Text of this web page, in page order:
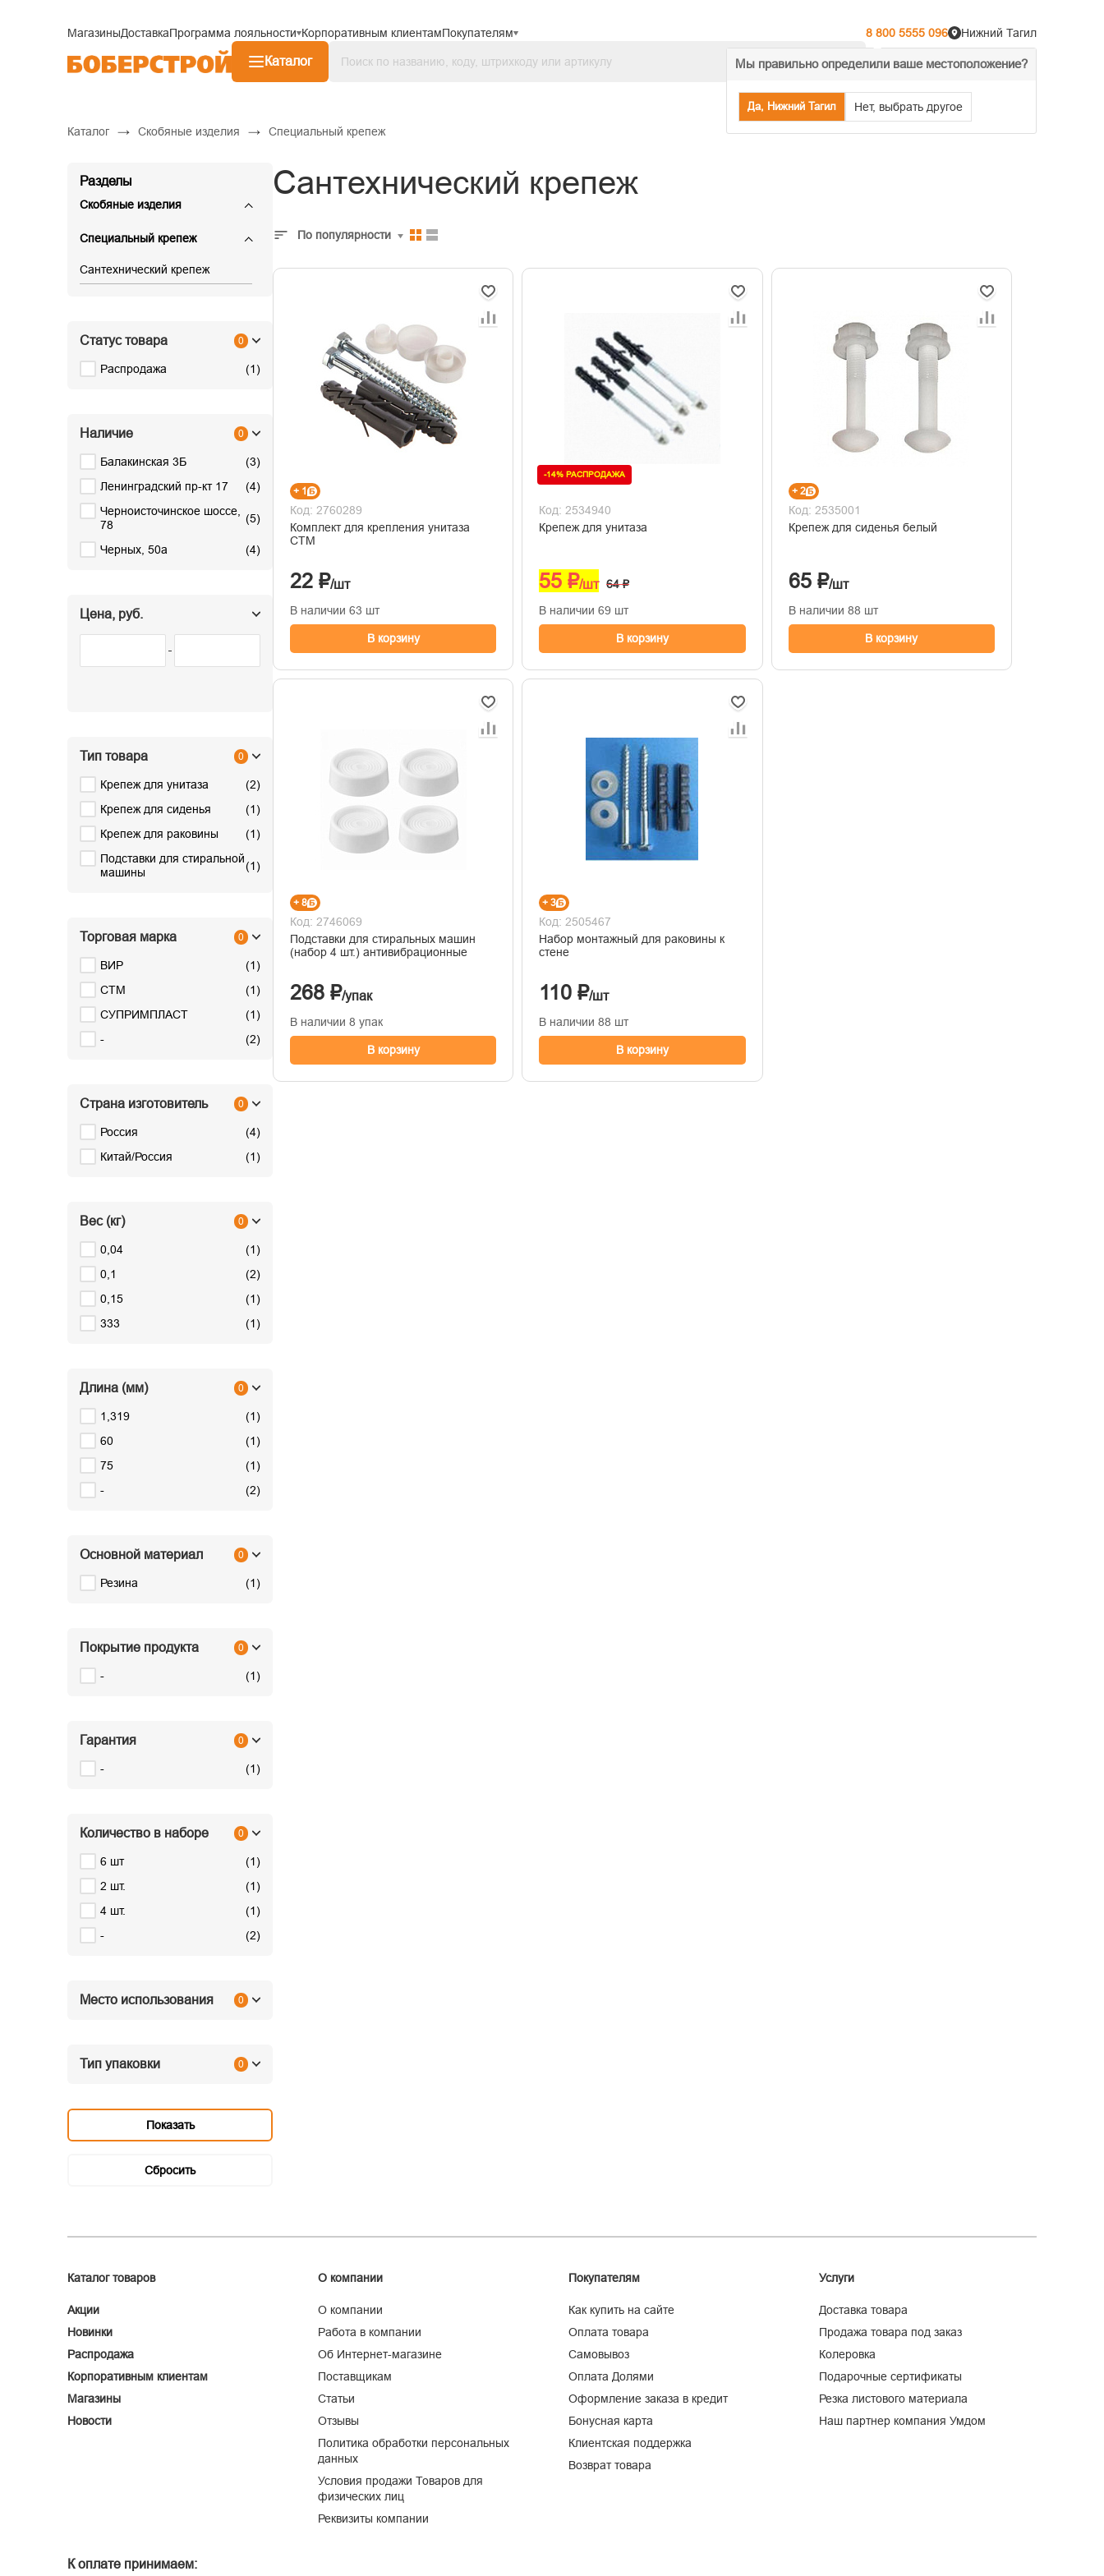
МагазиныДоставкаПрограмма лояльности Корпоративным клиентамПокупателям 8 800 5555 096
Мы правильно определили ваше местоположение?
Да, Нижний Тагил Нет, выбрать другое
Нижний Тагил
Каталог
% Акции Распродажа
Каталог → Скобяные изделия → Специальный крепеж
Разделы
Скобяные изделия
Специальный крепеж
Сантехнический крепеж
Статус товара 0
Распродажа (1)
Наличие 0
Балакинская 3Б (3)
Ленинградский пр-кт 17
(4)
Черноисточинское шоссе,
78
(5)
Черных, 50а (4)
Цена, руб.
Тип товара 0
Крепеж для унитаза (2)
Крепеж для сиденья
(1)
Крепеж для раковины
(1)
Подставки для стиральной
машины
(1)
Торговая марка 0
ВИР (1)
СТМ
(1)
СУПРИМПЛАСТ
(1)
-
(2)
Страна изготовитель 0
Россия (4)
Китай/Россия
(1)
Вес (кг) 0
0,04 (1)
0,1
(2)
0,15
(1)
333
(1)
Длина (мм) 0
1,319 (1)
60
(1)
75
(1)
-
(2)
Основной материал 0
Резина (1)
Покрытие продукта 0
- (1)
Гарантия 0
- (1)
Количество в наборе 0
6 шт (1)
2 шт.
(1)
4 шт.
(1)
-
(2)
Место использования 0
Тип упаковки 0
Сантехнический крепеж
По популярности
+ 1
Код: 2760289
Комплект для крепления унитаза
CTM
22 ₽/шт
В наличии 63 шт
В корзину
-14% РАСПРОДАЖА
Код: 2534940
Крепеж для унитаза
55 ₽/шт 64 ₽
В наличии 69 шт
В корзину
+ 2
Код: 2535001
Крепеж для сиденья белый
65 ₽/шт
В наличии 88 шт
В корзину
+ 8
Код: 2746069
Подставки для стиральных машин
(набор 4 шт.) антивибрационные
268 ₽/упак
В наличии 8 упак
В корзину
+ 3
Код: 2505467
Набор монтажный для раковины к
стене
110 ₽/шт
В наличии 88 шт
В корзину
Каталог товаров
Акции
Новинки
Распродажа
Корпоративным клиентам
Магазины
Новости
О компании
О компании
Работа в компании
Об Интернет-магазине
Поставщикам
Статьи
Отзывы
Политика обработки персональных
данных
Условия продажи Товаров для
физических лиц
Реквизиты компании
Покупателям
Как купить на сайте
Оплата товара
Самовывоз
Оплата Долями
Оформление заказа в кредит
Бонусная карта
Клиентская поддержка
Возврат товара
Услуги
Доставка товара
Продажа товара под заказ
Колеровка
Подарочные сертификаты
Резка листового материала
Наш партнер компания Умдом
К оплате принимаем: